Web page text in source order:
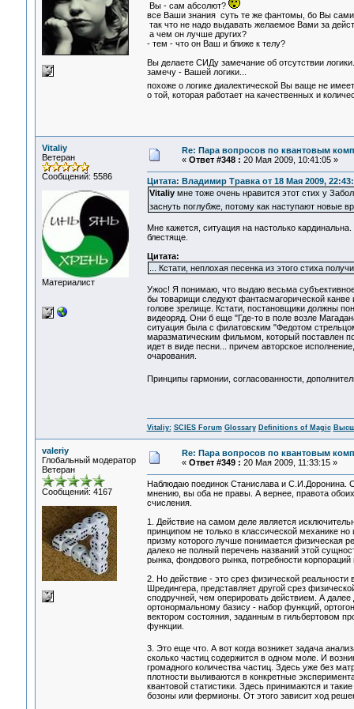
Вы - сам абсолют?
все Ваши знания суть те же фантомы, бо Вы
так что не надо выдавать желаемое Вами за
а чем он лучше других?
- тем - что он Ваш и ближе к телу?
Вы делаете СИДу замечание об отсутствии
замечу - Вашей логики...
похоже о логике диалектической Вы ваще не
о той, которая работает на качественных и
Vitaliy
Ветеран
Сообщений: 5586
Материалист
Re: Пара вопросов по квантовым
« Ответ #348 : 20 Мая 2009, 10:41:05 »
Цитата: Владимир Травка от 18 Мая 2009,
Vitaliyмне тоже очень нравится этот стих у
заснуть поглубже, потому как наступают новые
Мне кажется, ситуация на настолько
блестяще.
Цитата:
... Кстати, неплохая песенка из этого стиха
Ужос! Я понимаю, что выдаю весьма субъективное
бы товарищи следуют фантасмагорической канве
голове зрелище. Кстати, постановщики должны
видеоряд. Они б еще "Где-то в поле возле
ситуация была с филатовским "Федотом
маразматическим фильмом, который поставлен
идет в виде песни... причем авторское
очарования.
Принципы гармонии, согласованности,
Vitaliy: SCIES Forum Glossary Definitions of Magic
valeriy
Глобальный модератор
Ветеран
Сообщений: 4167
Re: Пара вопросов по квантовым
« Ответ #349 : 20 Мая 2009, 11:33:15 »
Наблюдаю поединок Станислава и С.И.Доронина.
мнению, вы оба не правы. А вернее, правота
счисления.
1. Действие на самом деле является
принципом не только в классической механике
призму которого лучше понимается физическая
далеко не полный перечень названий этой
рынка, фондового рынка, потребности
2. Но действие - это срез физической
Шредингера, представляет другой срез
сподручней, чем оперировать действием. А
ортонормальному базису - набор функций,
вектором состояния, заданным в гильбертовом
функции.
3. Это еще что. А вот когда возникет задача
сколько частиц содержится в одном моле. И
громадного количества частиц. Здесь уже без
плотности выливаются в конкретные
квантовой статистики. Здесь принимаются и
бозоны или фермионы. От этого зависит ход